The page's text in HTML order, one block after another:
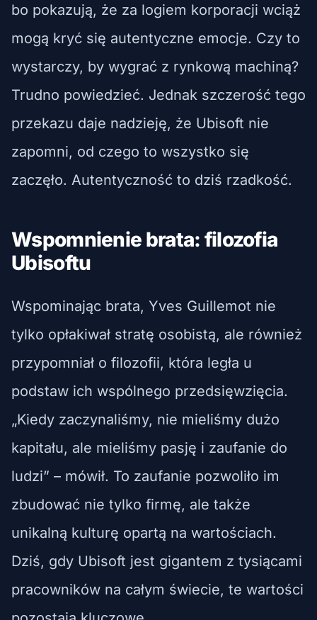
bo pokazują, że za logiem korporacji wciąż
mogą kryć się autentyczne emocje. Czy to
wystarczy, by wygrać z rynkową machiną?
Trudno powiedzieć. Jednak szczerość tego
przekazu daje nadzieję, że Ubisoft nie
zapomni, od czego to wszystko się
zaczęło. Autentyczność to dziś rzadkość.
Wspomnienie brata: filozofia
Ubisoftu
Wspominając brata, Yves Guillemot nie
tylko opłakiwał stratę osobistą, ale również
przypomniał o filozofii, która legła u
podstaw ich wspólnego przedsięwzięcia.
„Kiedy zaczynaliśmy, nie mieliśmy dużo
kapitału, ale mieliśmy pasję i zaufanie do
ludzi” – mówił. To zaufanie pozwoliło im
zbudować nie tylko firmę, ale także
unikalną kulturę opartą na wartościach.
Dziś, gdy Ubisoft jest gigantem z tysiącami
pracowników na całym świecie, te wartości